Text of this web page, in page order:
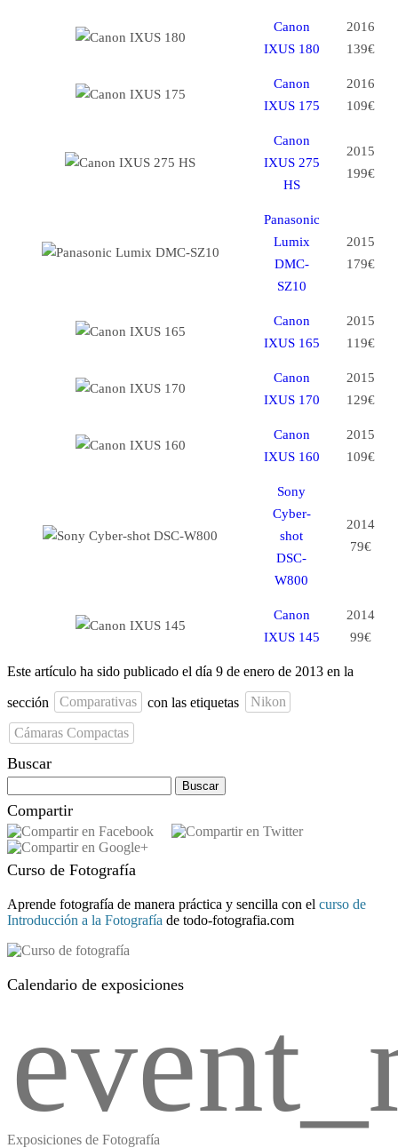
Canon
IXUS 180
2016
139€
Canon
IXUS 175
2016
109€
Canon
IXUS 275
HS
2015
199€
Panasonic
Lumix
DMC-
SZ10
2015
179€
Canon
IXUS 165
2015
119€
Canon
IXUS 170
2015
129€
Canon
IXUS 160
2015
109€
Sony
Cyber-
shot
DSC-
W800
2014
79€
Canon
IXUS 145
2014
99€
Este artículo ha sido publicado el día 9 de enero de 2013 en la
sección Comparativas con las etiquetas Nikon
Cámaras Compactas
Buscar
Compartir
Curso de Fotografía
Aprende fotografía de manera práctica y sencilla con el curso de
Introducción a la Fotografía de todo-fotografia.com
Calendario de exposiciones
Exposiciones de Fotografía